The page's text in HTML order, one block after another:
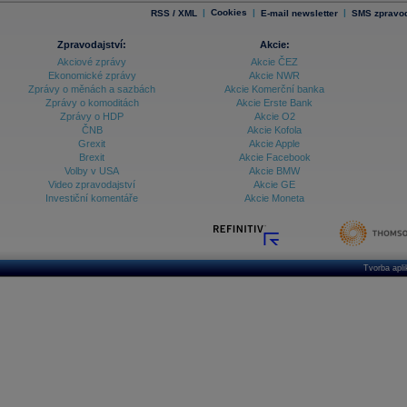
RSS / XML | Cookies | E-mail newsletter | SMS
Zpravodajství:
Akciové zprávy
Ekonomické zprávy
Zprávy o měnách a sazbách
Zprávy o komoditách
Zprávy o HDP
ČNB
Grexit
Brexit
Volby v USA
Video zpravodajství
Investiční komentáře
Akcie:
Akcie ČEZ
Akcie NWR
Akcie Komerční banka
Akcie Erste Bank
Akcie O2
Akcie Kofola
Akcie Apple
Akcie Facebook
Akcie BMW
Akcie GE
Akcie Moneta
Tvorba